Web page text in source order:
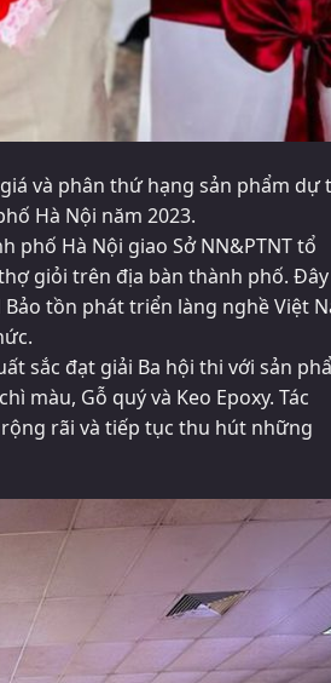
và phân thứ hạng sản phẩm dự
Hà Nội năm 2023.
phố Hà Nội giao Sở NN&PTNT tổ
giỏi trên địa bàn thành phố. Đây
tồn phát triển làng nghề Việt
sắc đạt giải Ba hội thi với sản
màu, Gỗ quý và Keo Epoxy. Tác
rãi và tiếp tục thu hút những